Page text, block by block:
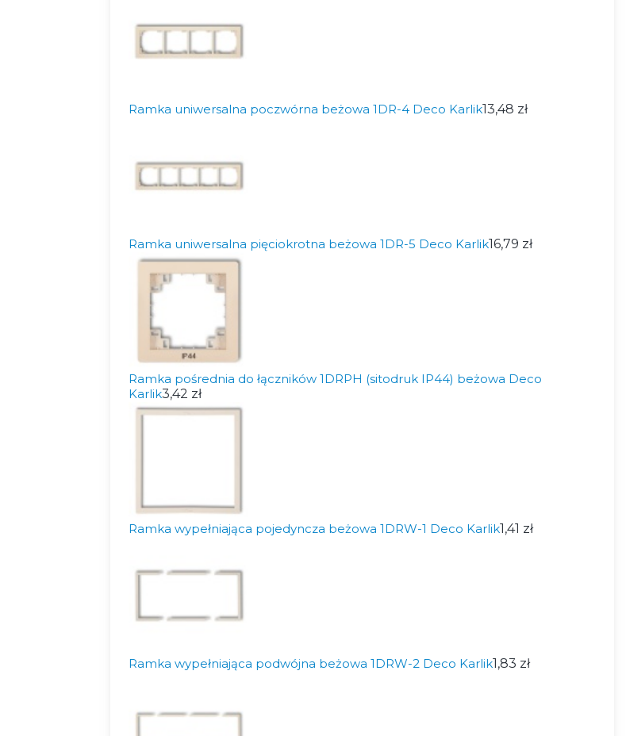
Ramka uniwersalna poczwórna beżowa 1DR-4 Deco Karlik13,48 zł
Ramka uniwersalna pięciokrotna beżowa 1DR-5 Deco Karlik16,79 zł
Ramka pośrednia do łączników 1DRPH (sitodruk IP44) beżowa Deco
Karlik3,42 zł
Ramka wypełniająca pojedyncza beżowa 1DRW-1 Deco Karlik1,41 zł
Ramka wypełniająca podwójna beżowa 1DRW-2 Deco Karlik1,83 zł